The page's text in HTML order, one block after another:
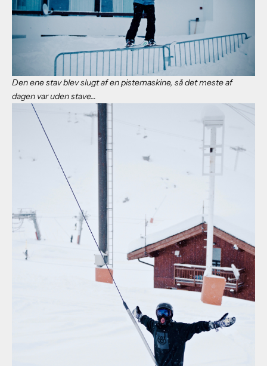
Den ene stav blev slugt af en pistemaskine, så det meste af
dagen var uden stave…